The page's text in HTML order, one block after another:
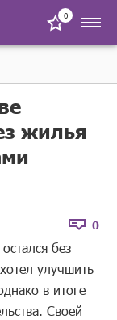
0
жилья
0
без
улучшить
в итоге
Своей